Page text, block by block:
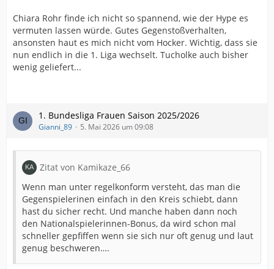
Chiara Rohr finde ich nicht so spannend, wie der Hype es
vermuten lassen würde. Gutes Gegenstoßverhalten,
ansonsten haut es mich nicht vom Hocker. Wichtig, dass sie
nun endlich in die 1. Liga wechselt. Tucholke auch bisher
wenig geliefert...
1. Bundesliga Frauen Saison 2025/2026
Gianni_89 5. Mai 2026 um 09:08
Zitat von Kamikaze_66
Wenn man unter regelkonform versteht, das man die
Gegenspielerinen einfach in den Kreis schiebt, dann
hast du sicher recht. Und manche haben dann noch
den Nationalspielerinnen-Bonus, da wird schon mal
schneller gepfiffen wenn sie sich nur oft genug und laut
genug beschweren….